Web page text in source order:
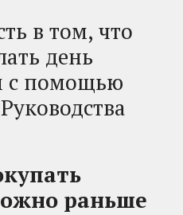
в том, что
день
с помощью
раньше